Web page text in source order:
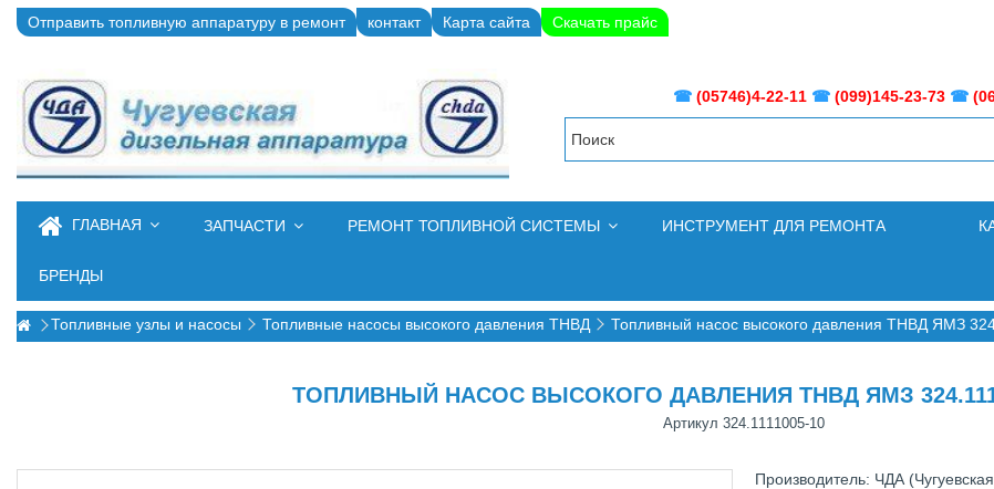
Отправить топливную аппаратуру в ремонт контакт Карта сайта Скачать прайс
☎ (05746)4-22-11 ☎ (099)145-23-73 ☎
ГЛАВНАЯ ЗАПЧАСТИ РЕМОНТ ТОПЛИВНОЙ СИСТЕМЫ ИНСТРУМЕНТ ДЛЯ РЕМОНТА
БРЕНДЫ
Топливные узлы и насосы Топливные насосы высокого давления ТНВД Топливный насос высокого давления ТНВД ЯМЗ
ТОПЛИВНЫЙ НАСОС ВЫСОКОГО ДАВЛЕНИЯ ТНВД ЯМЗ
Артикул 324.1111005-10
Производитель: ЧДА